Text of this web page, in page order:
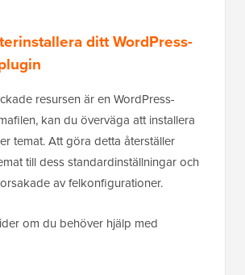
installera ditt WordPress-
resursen är en WordPress-
kan du överväga att installera
temat. Att göra detta återställer
till dess standardinställningar och
av felkonfigurationer.
om du behöver hjälp med